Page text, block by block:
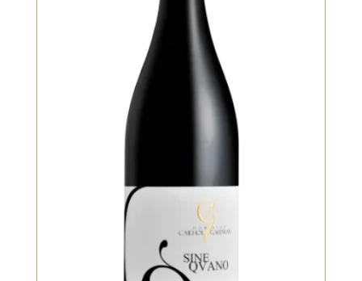
Bio, Rouge
Notes de fraises écrasées au nez,
tendant sur la framboise en
VOIR LE PRODUIT